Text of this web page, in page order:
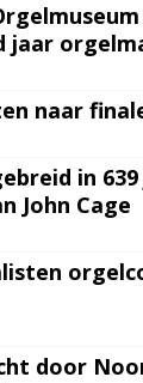
jaar
naar
in
John Cage
door